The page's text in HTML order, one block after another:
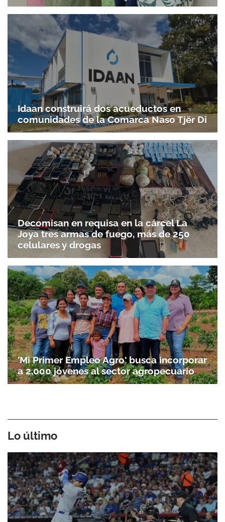
Idaan construirá dos acueductos en
comunidades de la Comarca Naso Tjër Di
Decomisan en requisa en la cárcel La
Joya tres armas de fuego, más de 250
celulares y drogas
'Mi Primer Empleo Agro' busca incorporar
a 2,000 jóvenes al sector agropecuario
Lo último